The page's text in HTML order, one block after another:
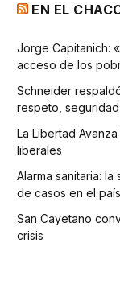
EN EL
Jorge Capitanich:
acceso de los
Schneider
respeto,
La Libertad
liberales
Alarma sanitaria:
de casos en el país
San Cayetano
crisis